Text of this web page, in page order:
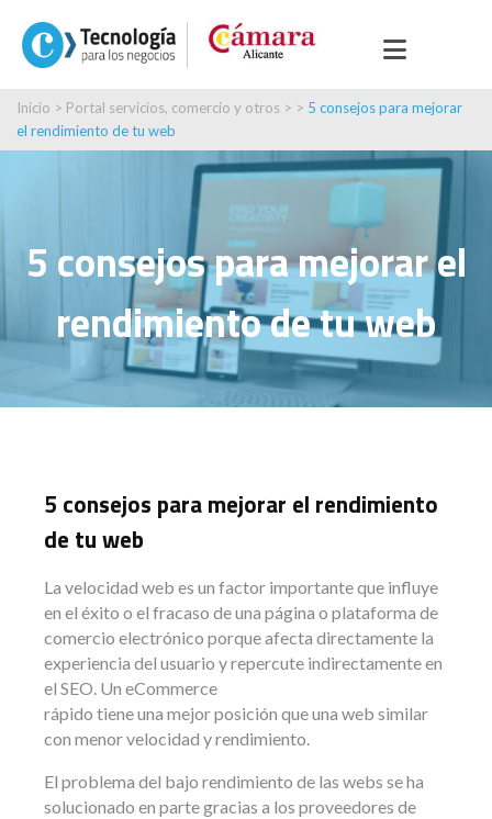
Inicio > Portal servicios, comercio y otros > > 5 consejos para mejorar
el rendimiento de tu web
5 consejos para mejorar el
rendimiento de tu web
5 consejos para mejorar el rendimiento
de tu web
La velocidad web es un factor importante que influye
en el éxito o el fracaso de una página o plataforma de
comercio electrónico porque afecta directamente la
experiencia del usuario y repercute indirectamente en
el SEO. Un eCommerce
rápido tiene una mejor posición que una web similar
con menor velocidad y rendimiento.
El problema del bajo rendimiento de las webs se ha
solucionado en parte gracias a los proveedores de